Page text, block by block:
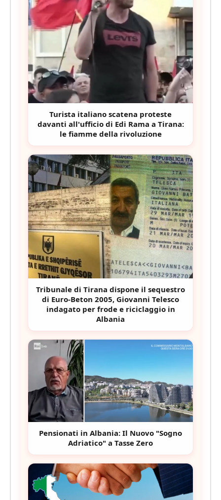
Turista italiano scatena proteste
davanti all'ufficio di Edi Rama a Tirana:
le fiamme della rivoluzione
Tribunale di Tirana dispone il sequestro
di Euro-Beton 2005, Giovanni Telesco
indagato per frode e riciclaggio in
Albania
Pensionati in Albania: Il Nuovo "Sogno
Adriatico" a Tasse Zero